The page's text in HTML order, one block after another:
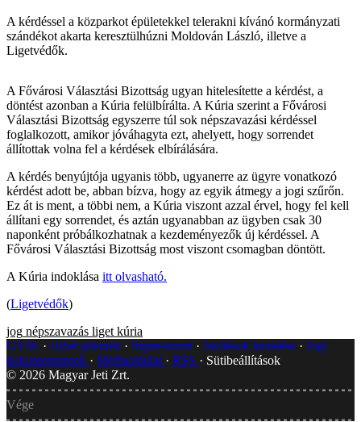
A kérdéssel a közparkot épületekkel telerakni kívánó kormányzati
szándékot akarta keresztülhúzni Moldován László, illetve a
Ligetvédők.
A Fővárosi Választási Bizottság ugyan hitelesítette a kérdést, a
döntést azonban a Kúria felülbírálta. A Kúria szerint a Fővárosi
Választási Bizottság egyszerre túl sok népszavazási kérdéssel
foglalkozott, amikor jóváhagyta ezt, ahelyett, hogy sorrendet
állítottak volna fel a kérdések elbírálására.
A kérdés benyújtója ugyanis több, ugyanerre az ügyre vonatkozó
kérdést adott be, abban bízva, hogy az egyik átmegy a jogi szűrőn.
Ez át is ment, a többi nem, a Kúria viszont azzal érvel, hogy fel kell
állítani egy sorrendet, és aztán ugyanabban az ügyben csak 30
naponként próbálkozhatnak a kezdeményezők új kérdéssel. A
Fővárosi Választási Bizottság most viszont csomagban döntött.
A Kúria indoklása itt olvasható.
(Ligetvédők)
jog népszavazás liget kúria
GYIK
Hibát jelentek Impresszum Javítások kezelése
Jogi
dokumentumok
Médiaajánlat RSS
Sütibeállítások
© 2026 Magyar Jeti Zrt.
Vége